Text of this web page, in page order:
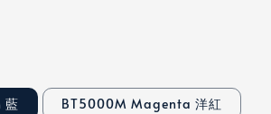
藍 BT5000M Magenta 洋紅